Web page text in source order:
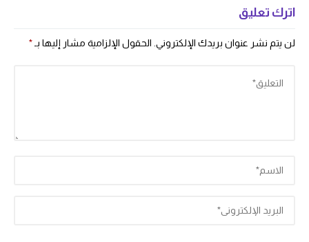
اترك تعليق
لن يتم نشر عنوان بريدك الإلكتروني. الحقول الإلزامية مشار إليها بـ*